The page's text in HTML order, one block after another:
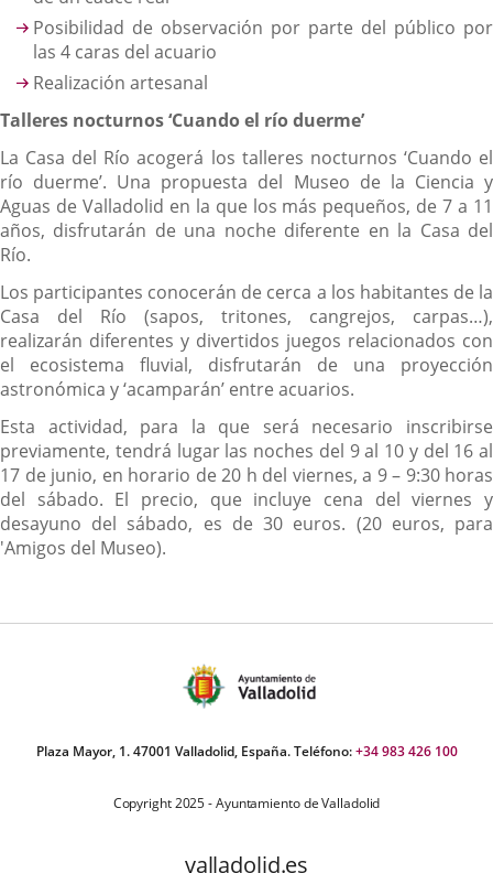
Posibilidad de observación por parte del público por
las 4 caras del acuario
Realización artesanal
Talleres nocturnos ‘Cuando el río duerme’
La Casa del Río acogerá los talleres nocturnos ‘Cuando el
río duerme’. Una propuesta del Museo de la Ciencia y
Aguas de Valladolid en la que los más pequeños, de 7 a 11
años, disfrutarán de una noche diferente en la Casa del
Río.
Los participantes conocerán de cerca a los habitantes de la
Casa del Río (sapos, tritones, cangrejos, carpas…),
realizarán diferentes y divertidos juegos relacionados con
el ecosistema fluvial, disfrutarán de una proyección
astronómica y ‘acamparán’ entre acuarios.
Esta actividad, para la que será necesario inscribirse
previamente, tendrá lugar las noches del 9 al 10 y del 16 al
17 de junio, en horario de 20 h del viernes, a 9 – 9:30 horas
del sábado. El precio, que incluye cena del viernes y
desayuno del sábado, es de 30 euros. (20 euros, para
'Amigos del Museo).
Plaza Mayor, 1. 47001 Valladolid, España. Teléfono:+34 983 426 100
Copyright 2025 - Ayuntamiento de Valladolid
valladolid.es